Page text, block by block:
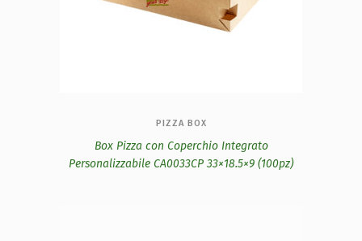
PIZZA BOX
Box Pizza con Coperchio Integrato
Personalizzabile CA0033CP 33×18.5×9 (100pz)